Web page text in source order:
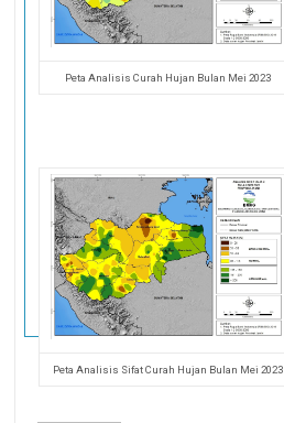
Peta Analisis Curah Hujan Bulan Mei 2023
Peta Analisis Sifat Curah Hujan Bulan Mei 2023